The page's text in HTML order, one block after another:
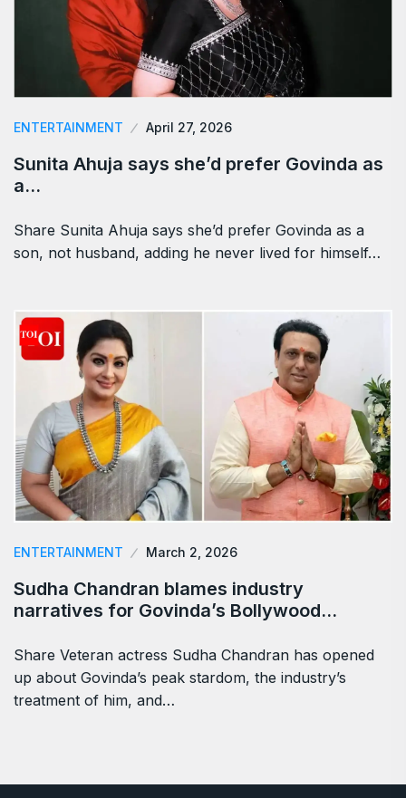
ENTERTAINMENT April 27, 2026
Sunita Ahuja says she’d prefer Govinda as
a…
Share Sunita Ahuja says she’d prefer Govinda as a
son, not husband, adding he never lived for himself…
ENTERTAINMENT March 2, 2026
Sudha Chandran blames industry
narratives for Govinda’s Bollywood…
Share Veteran actress Sudha Chandran has opened
up about Govinda’s peak stardom, the industry’s
treatment of him, and…